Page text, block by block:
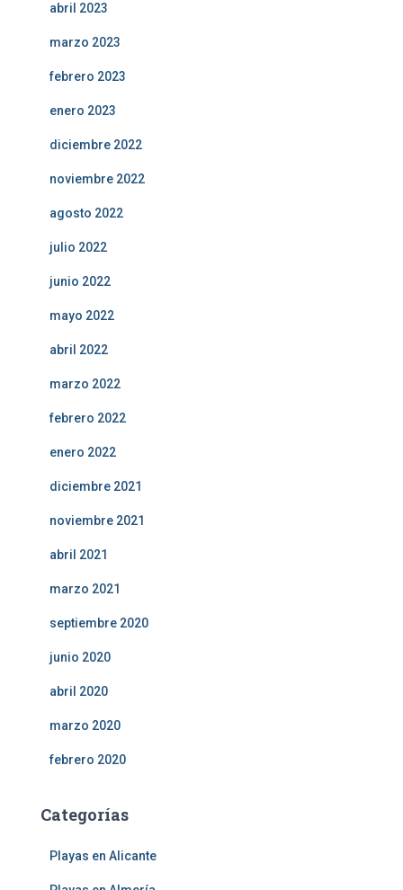
abril 2023
marzo 2023
febrero 2023
enero 2023
diciembre 2022
noviembre 2022
agosto 2022
julio 2022
junio 2022
mayo 2022
abril 2022
marzo 2022
febrero 2022
enero 2022
diciembre 2021
noviembre 2021
abril 2021
marzo 2021
septiembre 2020
junio 2020
abril 2020
marzo 2020
febrero 2020
Categorías
Playas en Alicante